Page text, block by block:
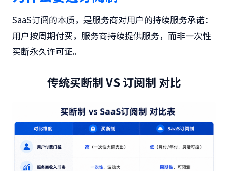
SaaS订阅的本质，是服务商对用户的持续服务承诺：
用户按周期付费，服务商持续提供服务，而非一次性
买断永久许可证。
传统买断制 VS 订阅制 对比